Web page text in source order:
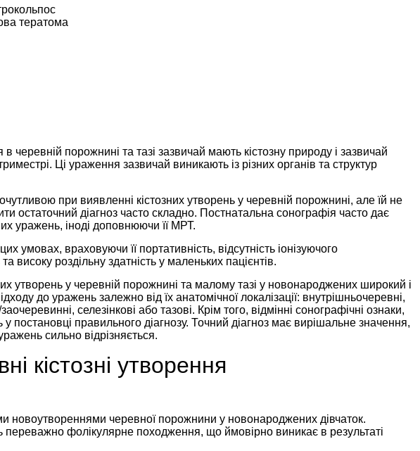
тератома
черевній порожнині та тазі зазвичай мають кістозну природу і зазвичай
Ці ураження зазвичай виникають із різних органів та структур
при виявленні кістозних утворень у черевній порожнині, але їй не
остаточний діагноз часто складно. Постнатальна сонографія часто дає
уражень, іноді доповнюючи її МРТ.
умовах, враховуючи її портативність, відсутність іонізуючого
високу роздільну здатність у маленьких пацієнтів.
утворень у черевній порожнині та малому тазі у новонароджених широкий і
до уражень залежно від їх анатомічної локалізації: внутрішньочеревні,
селезінкові або тазові. Крім того, відмінні сонографічні ознаки,
постановці правильного діагнозу. Точний діагноз має вирішальне значення,
сильно відрізняється.
кістозні утворення
новоутвореннями черевної порожнини у новонароджених дівчаток.
переважно фолікулярне походження, що ймовірно виникає в результаті